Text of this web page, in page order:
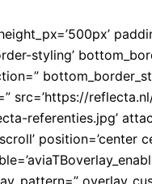
styling’
src=’https://
referenties.jpg’
position=’center